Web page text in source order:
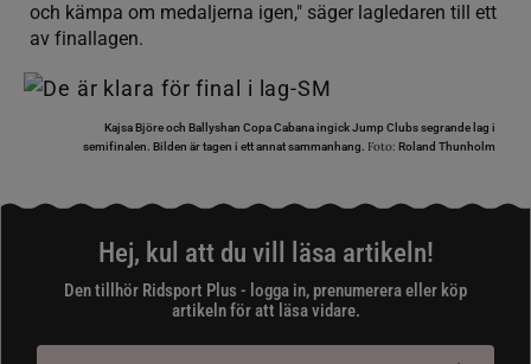
och kämpa om medaljerna igen," säger lagledaren till ett
av finallagen.
Kajsa Björe och Ballyshan Copa Cabana ingick Jump Clubs segrande lag i
semifinalen. Bilden är tagen i ett annat sammanhang. Foto: Roland Thunholm
Hej, kul att du vill läsa artikeln!
Den tillhör Ridsport Plus - logga in, prenumerera eller köp
artikeln för att läsa vidare.